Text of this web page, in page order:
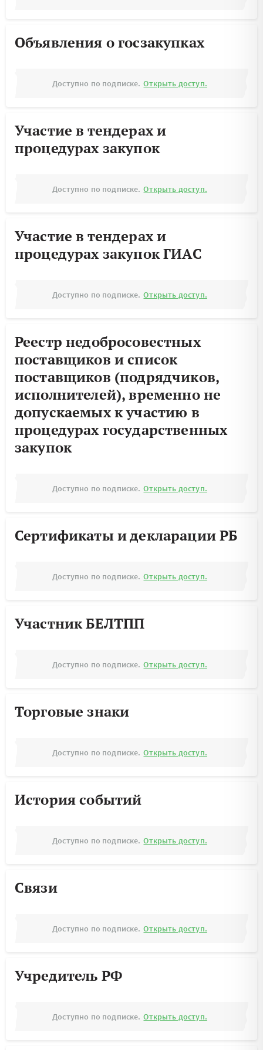
Объявления о госзакупках
Доступно по подписке. Открыть доступ.
Участие в тендерах и
процедурах закупок
Доступно по подписке. Открыть доступ.
Участие в тендерах и
процедурах закупок ГИАС
Доступно по подписке. Открыть доступ.
Реестр недобросовестных
поставщиков и список
поставщиков (подрядчиков,
исполнителей), временно не
допускаемых к участию в
процедурах государственных
закупок
Доступно по подписке. Открыть доступ.
Сертификаты и декларации РБ
Доступно по подписке. Открыть доступ.
Участник БЕЛТПП
Доступно по подписке. Открыть доступ.
Торговые знаки
Доступно по подписке. Открыть доступ.
История событий
Доступно по подписке. Открыть доступ.
Связи
Доступно по подписке. Открыть доступ.
Учредитель РФ
Доступно по подписке. Открыть доступ.